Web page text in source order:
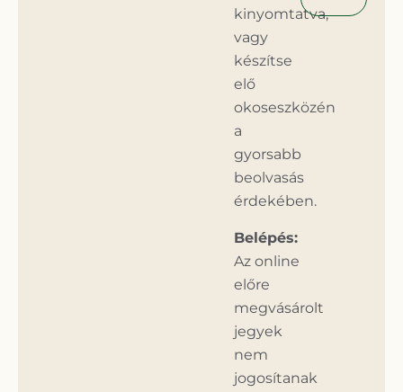
kinyomtatva,
vagy
készítse
elő
okoseszközén
a
gyorsabb
beolvasás
érdekében.
Belépés:
Az online
előre
megvásárolt
jegyek
nem
jogosítanak